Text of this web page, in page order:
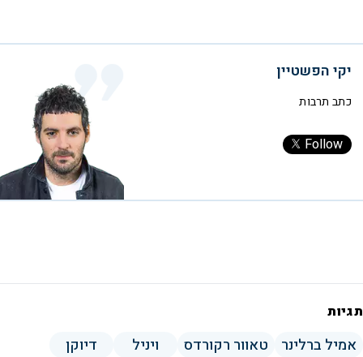
יקי הפשטיין
כתב תרבות
Follow
תגיות
אמיל ברלינר טאוור רקורדס ויניל
דיוקן